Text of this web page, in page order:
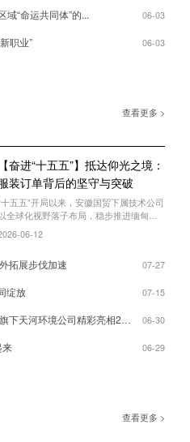
保配套设备、质量管理体系进行细致讲
化、智能化生产优势。参观结束后湖南
工作会议精神，坚定“销量跑赢大市、效益
比重62%、托盘袋装销量占比53%的良
好基础，持续深耕终端市场、扎实推进袋
装“网格化”精准销售，坚决守牢销量基本
，加快产业链延伸，科学研判形势，积
应对挑战，坚定信心、真抓实干，全力
赴冲刺完成公司全年各项任务目标！
域“命运共同体”的... 06-03
职业” 06-03
查看更多 >
【奋进“十五五”】抵达仰光之境：
装订单背后的坚守与突破
十五五”开局以来，安徽国贸下属技术公司
全球化视野落子布局，稳步推进缅甸服
海外生产基地建设。从2023年下半年启
仰光基地前期筹备，到2024年开始本土
厂达成常态化合作，实现服装业务30%
链正在东南亚腹地悄然成型，标志着公
外布局从来不是一帆风顺的蓝图绘制，
面海外生产困境、全力攻坚保履约，是
客户至上的原则，针对当地生产不稳定的
06-12
拓展步伐加速 07-27
绽放 07-15
启航河内，“越”见天河--海螺新材旗下天河环境公司精彩亮相2026越南ENTECH国际环保展 06-30
来 06-29
查看更多 >